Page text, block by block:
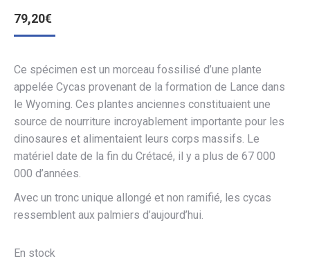
79,20€
Ce spécimen est un morceau fossilisé d’une plante
appelée Cycas provenant de la formation de Lance dans
le Wyoming. Ces plantes anciennes constituaient une
source de nourriture incroyablement importante pour les
dinosaures et alimentaient leurs corps massifs. Le
matériel date de la fin du Crétacé, il y a plus de 67 000
000 d’années.
Avec un tronc unique allongé et non ramifié, les cycas
ressemblent aux palmiers d’aujourd’hui.
En stock